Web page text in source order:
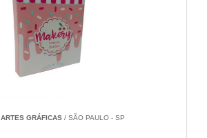
ARTES GRÁFICAS/ SÃO PAULO - SP